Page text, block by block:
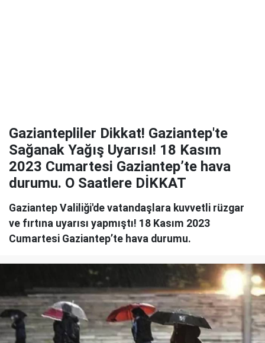
Gaziantepliler Dikkat! Gaziantep'te
Sağanak Yağış Uyarısı! 18 Kasım
2023 Cumartesi Gaziantep’te hava
durumu. O Saatlere DİKKAT
Gaziantep Valiliği'de vatandaşlara kuvvetli rüzgar
ve fırtına uyarısı yapmıştı! 18 Kasım 2023
Cumartesi Gaziantep’te hava durumu.